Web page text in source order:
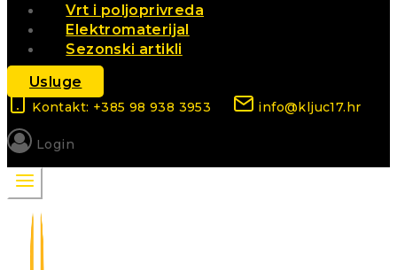
Vrt i poljoprivreda
Elektromaterijal
Sezonski artikli
Usluge
Kontakt: +385 98 938 3953 info@kljuc17.hr
Login